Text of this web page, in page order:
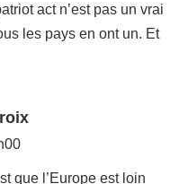
act n’est pas un vrai
les pays en ont un. Et
que l’Europe est loin